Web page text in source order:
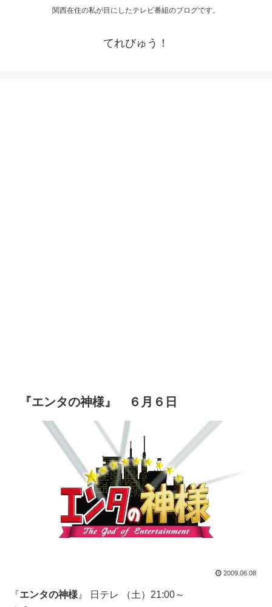
関西在住の私が目にしたテレビ番組のブログです。
てれびゅう！
『エンタの神様』 ６月６日
2009.06.08
『エンタの神様 』 日テレ （土）21:00～